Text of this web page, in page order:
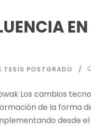
TESIS POSTGRADO
Los cambios
de la forma
desde el